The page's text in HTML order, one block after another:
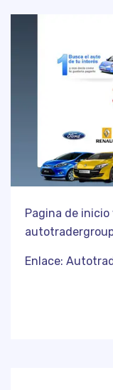
Pagina de
Enlace: